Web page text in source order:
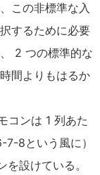
この非標準な入
するために必要
2 つの標準的な
間よりもはるか
コンは 1 列あた
8という風に）
設けている。